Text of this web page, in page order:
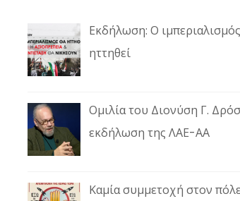
Εκδήλωση: Ο
ηττηθεί
Ομιλία του Διονύση Γ.
εκδήλωση της ΛΑΕ-ΑΑ
Καμία συμμετοχή στον